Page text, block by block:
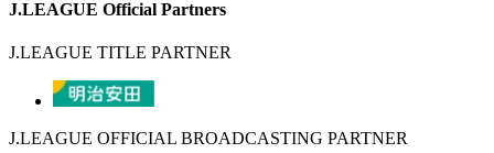
J.LEAGUE Official Partners
J.LEAGUE TITLE PARTNER
J.LEAGUE OFFICIAL BROADCASTING PARTNER